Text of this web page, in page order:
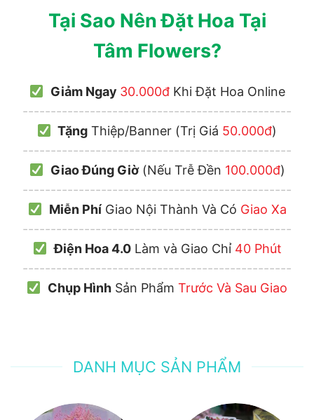
Tại Sao Nên Đặt Hoa Tại
Tâm Flowers?
Giảm Ngay 30.000đKhi Đặt Hoa Online
------------------------------------------------
Tặng Thiệp/Banner (Trị Giá 50.000đ)
------------------------------------------------
Giao Đúng Giờ(Nếu Trễ Đền 100.000đ)
------------------------------------------------
Miễn PhíGiao Nội Thành Và Có Giao Xa
------------------------------------------------
Điện Hoa 4.0Làm và Giao Chỉ 40 Phút
------------------------------------------------
Chụp Hình Sản PhẩmTrước Và Sau Giao
DANH MỤC SẢN PHẨM